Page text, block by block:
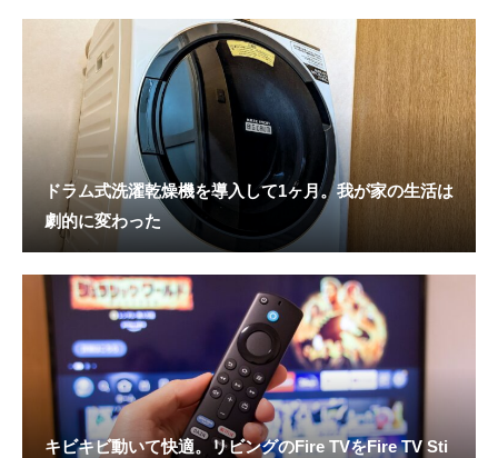
ドラム式洗濯乾燥機を導入して1ヶ月。我が家の生活は
劇的に変わった
キビキビ動いて快適。リビングのFire TVをFire TV Sti